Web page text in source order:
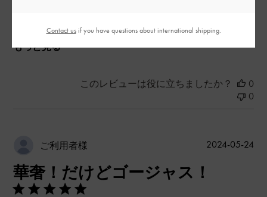
もっと見る
このレビューは役に立ちましたか？
0
0
ご利用者様
華奢！だけどゴージャス！
公
2024-05-24
Contact usif you have questions about international shipping.